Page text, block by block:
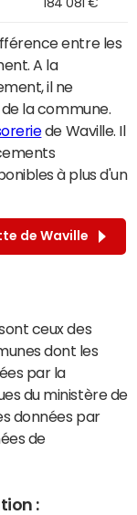
entre les
A la
il ne
la commune.
de Waville. Il
à plus d'un
de Waville
ceux des
dont les
par la
du ministère de
données par
de
: